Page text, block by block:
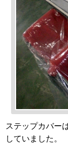
ステップカバー
していました。